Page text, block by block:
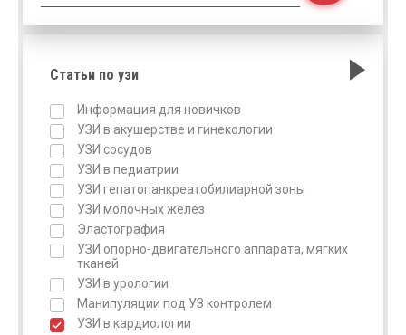
Статьи по узи
Информация для новичков
УЗИ в акушерстве и гинекологии
УЗИ сосудов
УЗИ в педиатрии
УЗИ гепатопанкреатобилиарной зоны
УЗИ молочных желез
Эластография
УЗИ опорно-двигательного аппарата, мягких
тканей
УЗИ в урологии
Манипуляции под УЗ контролем
УЗИ в кардиологии